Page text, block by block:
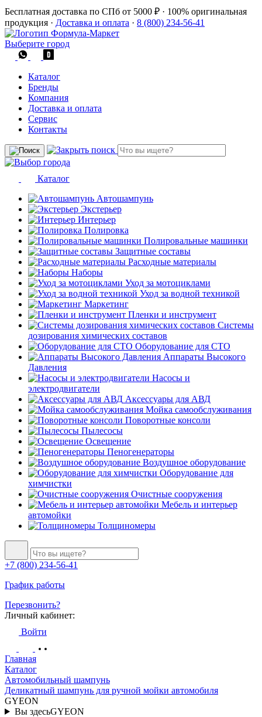
Бесплатная доставка по СПб от 5000 ₽ · 100% оригинальная
продукция · Доставка и оплата · 8 (800) 234-56-41
Выберите город
Каталог
Бренды
Компания
Доставка и оплата
Сервис
Контакты
Каталог
Автошампунь
Экстерьер
Интерьер
Полировка
Полировальные машинки
Защитные составы
Расходные материалы
Наборы
Уход за мотоциклами
Уход за водной техникой
Маркетинг
Пленки и инструмент
Системы
дозирования химических составов
Оборудование для СТО
Аппараты Высокого
Давления
Насосы и
электродвигатели
Аксессуары для АВД
Мойка самообслуживания
Поворотные консоли
Пылесосы
Освещение
Пеногенераторы
Воздушное оборудование
Оборудование для
химчистки
Очистные сооружения
Мебель и интерьер
автомойки
Толщиномеры
+7 (800) 234-56-41
График работы
Перезвонить?
Личный кабинет:
Войти
Главная
Каталог
Автомобильный шампунь
Деликатный шампунь для ручной мойки автомобиля
GYEON
Вы здесьGYEON